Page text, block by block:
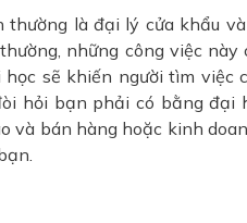
thường là đại lý cửa khẩu
những công việc
sẽ khiến người tìm việc
hỏi bạn phải có bằng đại
và bán hàng hoặc kinh